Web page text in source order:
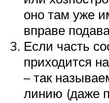
оно там уже
вправе
Если часть
приходится
– так
линию (даже